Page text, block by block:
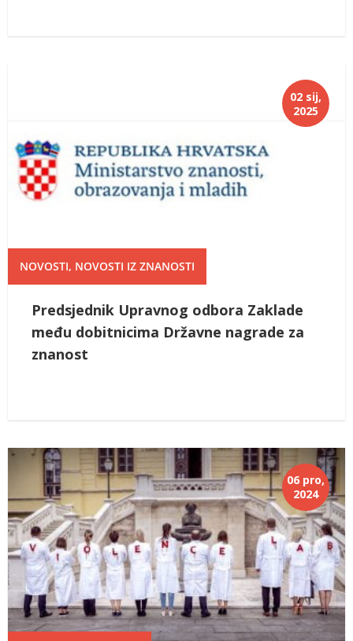
02 sij,
2025
NOVOSTI, NOVOSTI IZ ZNANOSTI
Predsjednik Upravnog odbora Zaklade
među dobitnicima Državne nagrade za
znanost
06 pro,
2024